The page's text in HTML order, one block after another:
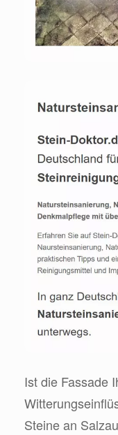
Ist die Fassade
Steine an